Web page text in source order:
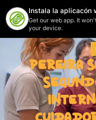
PEREIRA